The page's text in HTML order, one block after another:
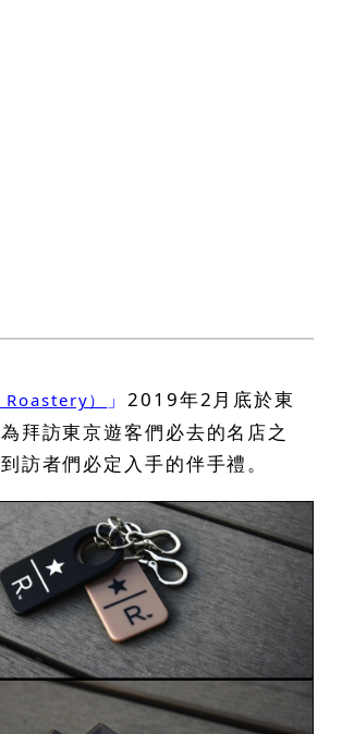
） 」2019年2月底於東
拜訪東京遊客們必去的名店之
訪者們必定入手的伴手禮。